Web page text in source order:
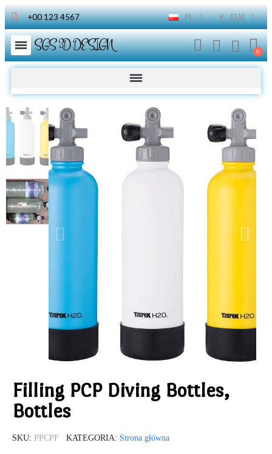
+00 123 4567 PL € EUR
SGS 3D DESIGN
Filling PCP Diving Bottles,
Bottles
SKU PPCPF KATEGORIA Strona główna